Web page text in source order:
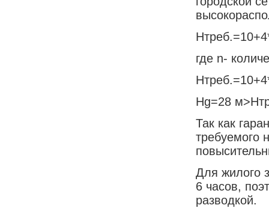
где n-
Нg=28
Так как
требуемого
Для жилого
6 часов,
разводкой.